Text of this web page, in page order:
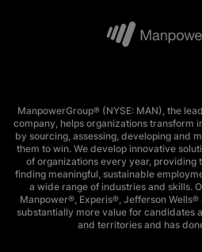
ManpowerGroup® (NYSE: MAN), the
company, helps organizations transform
by sourcing, assessing, developing and
them to win. We develop innovative
of organizations every year, providing
finding meaningful, sustainable
a wide range of industries and skills.
Manpower®, Experis®, Jefferson
substantially more value for candidates
and territories and has